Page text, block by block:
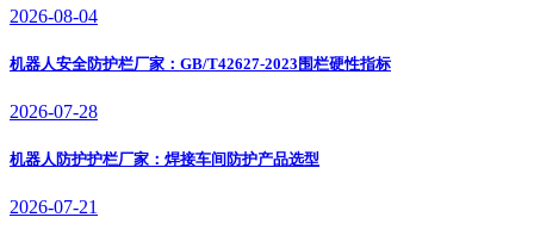
2026-08-04
机器人安全防护栏厂家：GB/T42627-2023围栏硬性指标
2026-07-28
机器人防护护栏厂家：焊接车间防护产品选型
2026-07-21